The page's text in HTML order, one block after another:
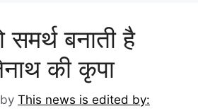
बनाती है
की कृपा
by This news is edited by: